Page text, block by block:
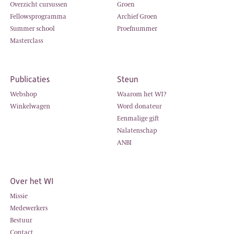
Overzicht cursussen
Fellowsprogramma
Summer school
Masterclass
Groen
Archief Groen
Proefnummer
Publicaties
Webshop
Winkelwagen
Steun
Waarom het WI?
Word donateur
Eenmalige gift
Nalatenschap
ANBI
Over het WI
Missie
Medewerkers
Bestuur